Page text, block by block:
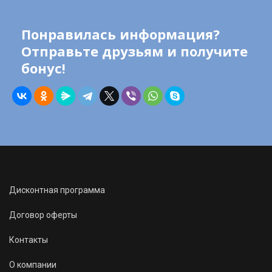
Понравилась информация?
Отправьте друзьям и получите
бонус!
Дисконтная программа
Договор оферты
Контакты
О компании